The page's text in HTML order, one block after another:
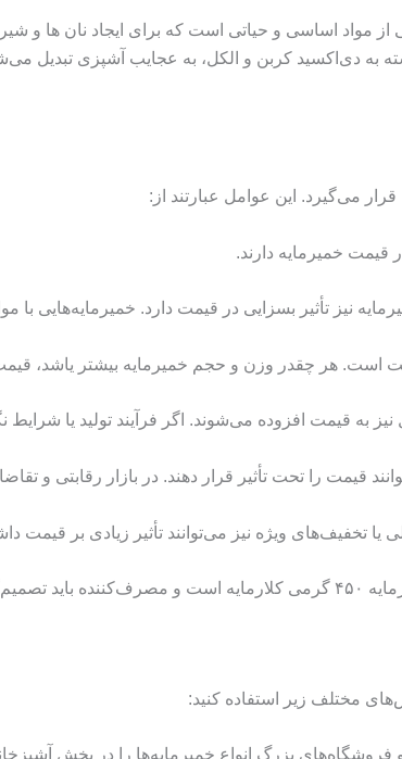
خمیر مایه ۴۵۰ گرمی کلارمایه یکی از مواد اساسی و حیاتی است که
به دی‌اکسید کربن و الکل، به عجایب آشپزی تبدیل
است.
بزرگ انواع خمیرمایه‌ها را در بخش